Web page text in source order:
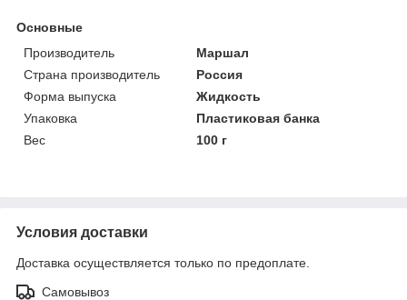
Основные
Производитель
Маршал
Страна производитель
Россия
Форма выпуска
Жидкость
Упаковка
Пластиковая банка
Вес
100 г
Условия доставки
Доставка осуществляется только по предоплате.
Самовывоз